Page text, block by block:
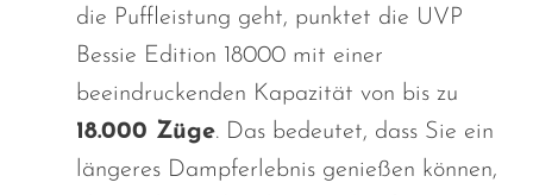
die Puffleistung geht, punktet die UVP
Bessie Edition 18000 mit einer
beeindruckenden Kapazität von bis zu
18.000 Züge. Das bedeutet, dass Sie ein
längeres Dampferlebnis genießen können,